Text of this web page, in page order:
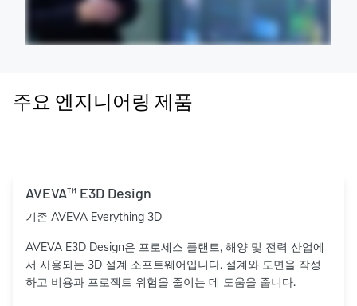
주요 엔지니어링 제품
AVEVA™ E3D Design
기존 AVEVA Everything 3D
AVEVA E3D Design은 프로세스 플랜트, 해양 및 전력 산업에
서 사용되는 3D 설계 소프트웨어입니다. 설계와 도면을 작성
하고 비용과 프로젝트 위험을 줄이는 데 도움을 줍니다.